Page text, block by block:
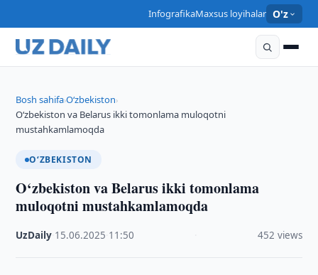
InfografikaMaxsus loyihalar O'z
Bosh sahifa›O‘zbekiston›
O‘zbekiston va Belarus ikki tomonlama muloqotni
mustahkamlamoqda
O‘ZBEKISTON
O‘zbekiston va Belarus ikki tomonlama
muloqotni mustahkamlamoqda
UzDaily 15.06.2025 11:50 452 views